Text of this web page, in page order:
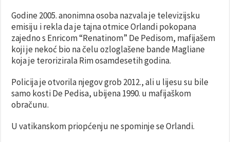
Godine 2005. anonimna osoba nazvala je televizijsku
emisiju i rekla da je tajna otmice Orlandi pokopana
zajedno s Enricom “Renatinom” De Pedisom, mafijašem
koji je nekoć bio na čelu ozloglašene bande Magliane
koja je terorizirala Rim osamdesetih godina.
Policija je otvorila njegov grob 2012., ali u lijesu su bile
samo kosti De Pedisa, ubijena 1990. u mafijaškom
obračunu.
U vatikanskom priopćenju ne spominje se Orlandi.